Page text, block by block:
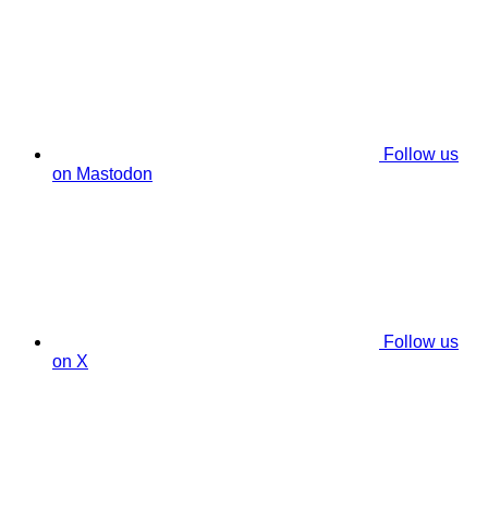
Follow us
on Mastodon
Follow us
on X